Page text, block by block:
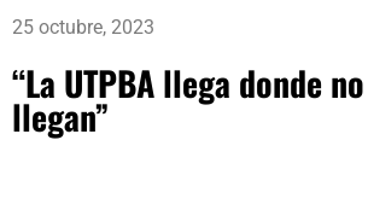
25 octubre, 2023
“La UTPBA llega donde
llegan”